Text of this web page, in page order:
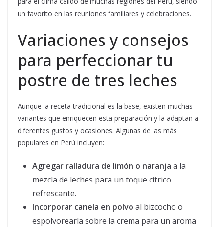
un favorito en las reuniones familiares y celebraciones.
Variaciones y consejos
para perfeccionar tu
postre de tres leches
Aunque la receta tradicional es la base, existen muchas
variantes que enriquecen esta preparación y la adaptan a
diferentes gustos y ocasiones. Algunas de las más
populares en Perú incluyen:
Agregar ralladura de limón o naranja a la
mezcla de leches para un toque cítrico
refrescante.
Incorporar canela en polvo al bizcocho o
espolvorearla sobre la crema para un aroma